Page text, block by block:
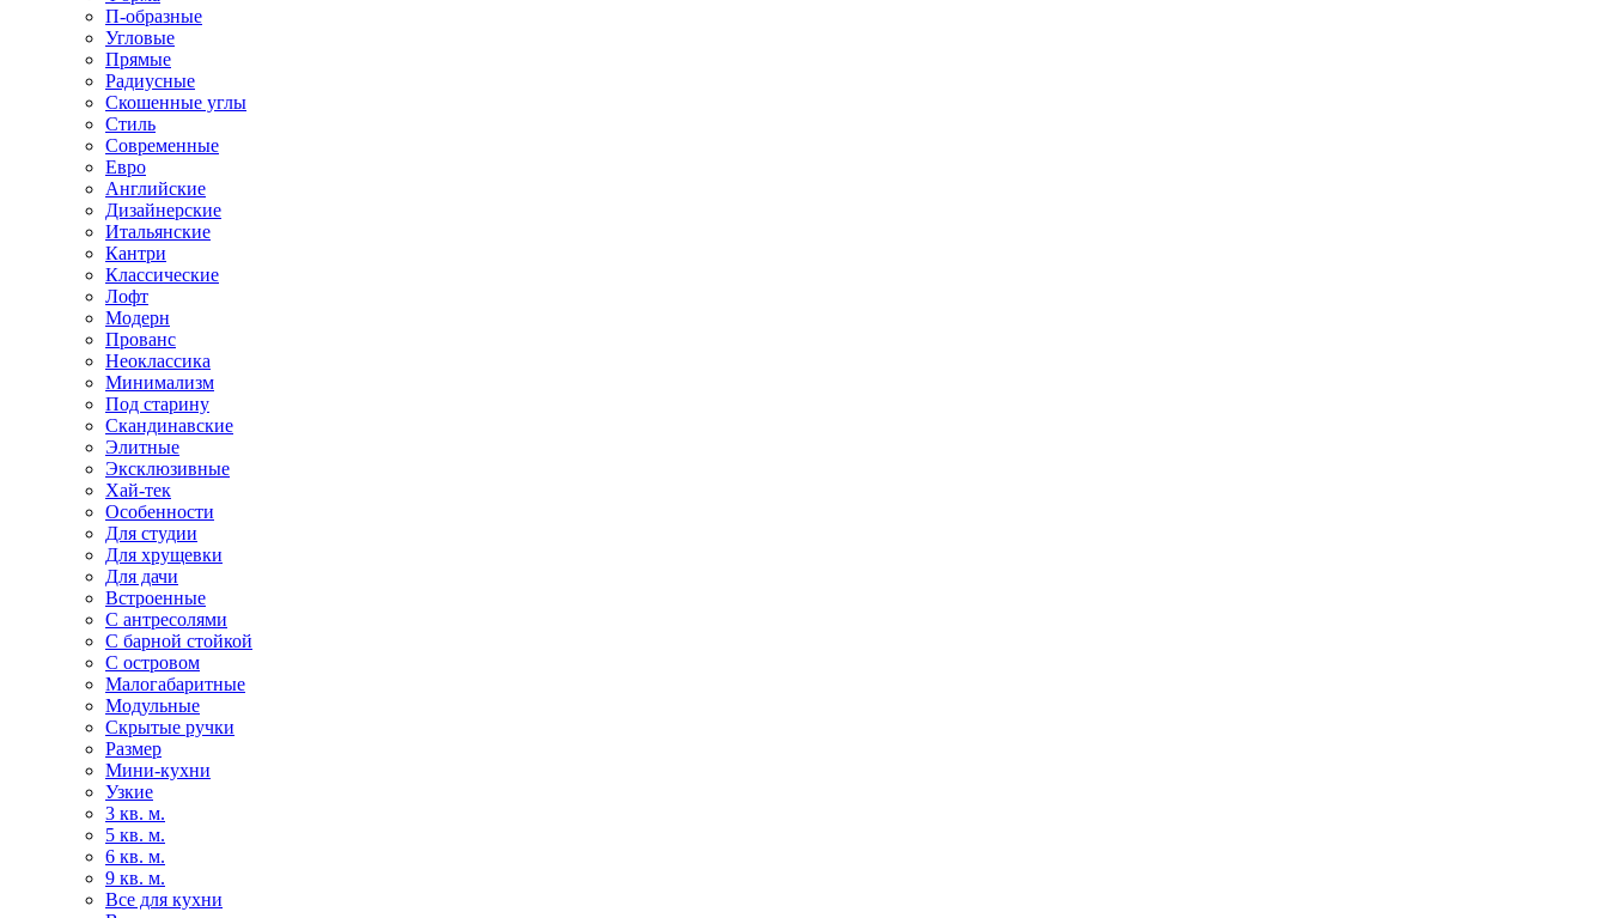
П-образные
Угловые
Прямые
Радиусные
Скошенные углы
Стиль
Современные
Евро
Английские
Дизайнерские
Итальянские
Кантри
Классические
Лофт
Модерн
Прованс
Неоклассика
Минимализм
Под старину
Скандинавские
Элитные
Эксклюзивные
Хай-тек
Особенности
Для студии
Для хрущевки
Для дачи
Встроенные
С антресолями
С барной стойкой
С островом
Малогабаритные
Модульные
Скрытые ручки
Размер
Мини-кухни
Узкие
3 кв. м.
5 кв. м.
6 кв. м.
9 кв. м.
Все для кухни